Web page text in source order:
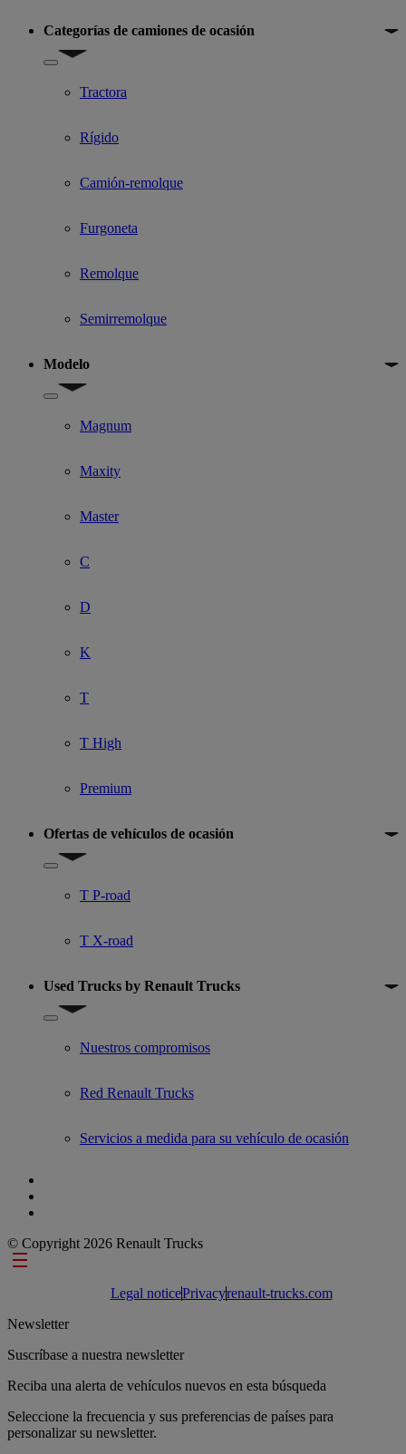
Categorías de camiones de ocasión
Show submenu for Categorías de camiones de ocasión
Tractora
Rígido
Camión-remolque
Furgoneta
Remolque
Semirremolque
Modelo
Show submenu for Modelo
Magnum
Maxity
Master
C
D
K
T
T High
Premium
Ofertas de vehículos de ocasión
Show submenu for Ofertas de vehículos de ocasión
T P-road
T X-road
Used Trucks by Renault Trucks
Show submenu for Used Trucks by Renault Trucks
Nuestros compromisos
Red Renault Trucks
Servicios a medida para su vehículo de ocasión
© Copyright 2026 Renault Trucks
Footer links
Legal noticePrivacyrenault-trucks.com
Newsletter
Suscríbase a nuestra newsletter
Reciba una alerta de vehículos nuevos en esta búsqueda
Seleccione la frecuencia y sus preferencias de países para
personalizar su newsletter.